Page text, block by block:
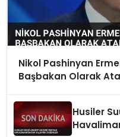
Nikol Pashinyan
Başbakan Olarak
Husiler